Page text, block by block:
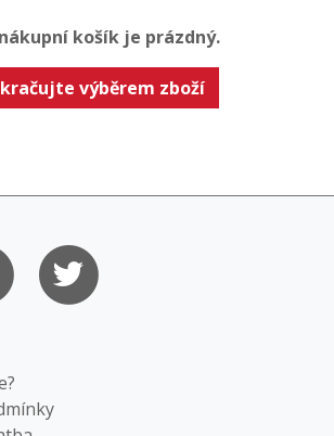
košík je prázdný.
výběrem zboží